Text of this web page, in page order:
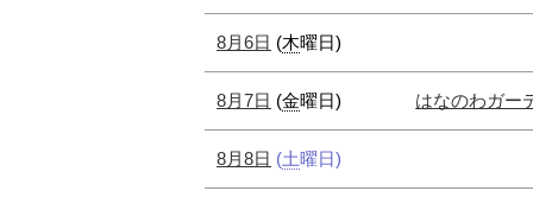
8月6日 (木曜日)
8月7日 (金曜日) はなのわガー
8月8日 (土曜日)
へ